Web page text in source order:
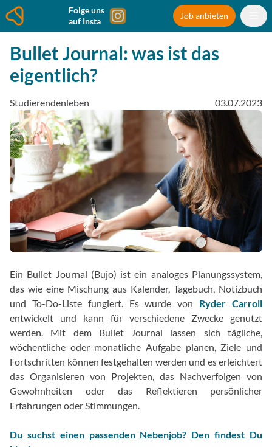
Folge uns
auf Insta
Job anbieten
Bullet Journal: was ist das
eigentlich?
Studierendenleben 03.07.2023
Ein Bullet Journal (Bujo) ist ein analoges Planungssystem,
das wie eine Mischung aus Kalender, Tagebuch, Notizbuch
und To-Do-Liste fungiert. Es wurde von Ryder Carroll
entwickelt und kann für verschiedene Zwecke genutzt
werden. Mit dem Bullet Journal lassen sich tägliche,
wöchentliche oder monatliche Aufgabe planen, Ziele und
Fortschritten können festgehalten werden und es erleichtert
das Organisieren von Projekten, das Nachverfolgen von
Gewohnheiten oder das Reflektieren persönlicher
Erfahrungen oder Stimmungen.
Du suchst einen passenden Nebenjob? Den findest Du